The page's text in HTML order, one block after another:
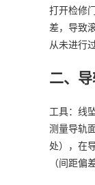
打开检修
差，导致
从未进行
二、
工具：线
测量导轨
处），在
（间距偏